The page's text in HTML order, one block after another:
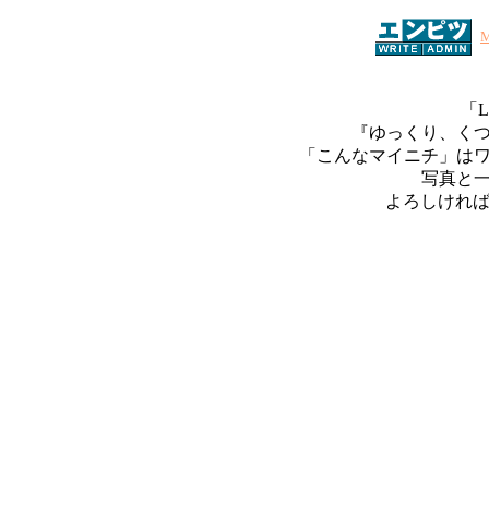
「
『ゆっくり、く
「こんなマイニチ」は
写真と
よろしけれ